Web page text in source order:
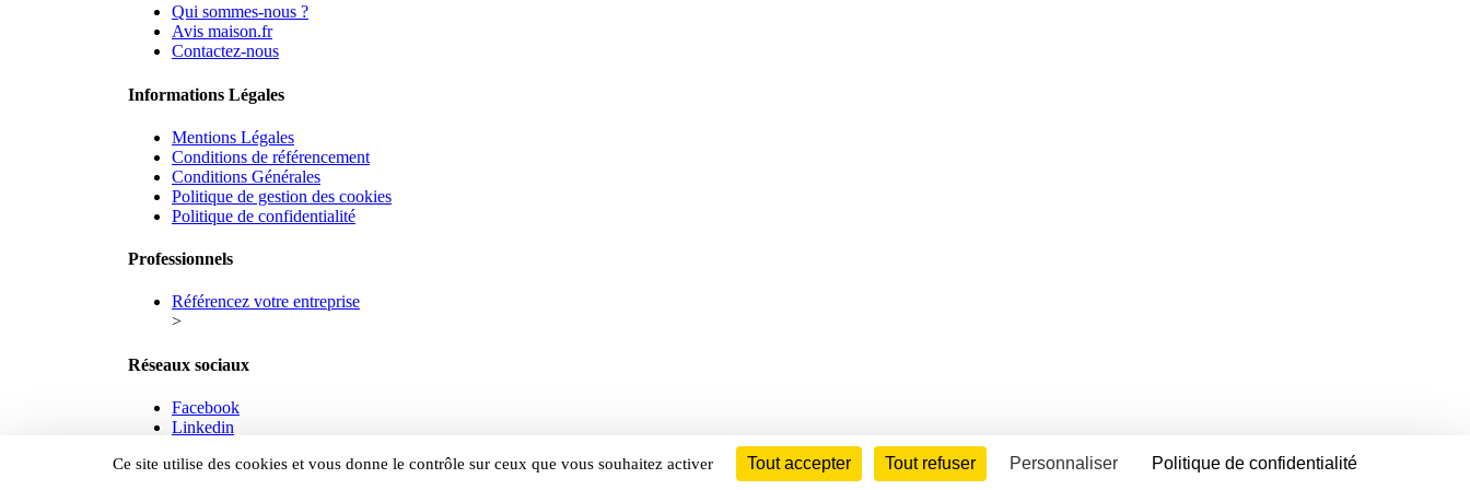
Qui sommes-nous ?
Avis maison.fr
Contactez-nous
Informations Légales
Mentions Légales
Conditions de référencement
Conditions Générales
Politique de gestion des cookies
Politique de confidentialité
Professionnels
Référencez votre entreprise
>
Réseaux sociaux
Facebook
Linkedin
© 2026 maison.fr - Tous droits réservés.
Ce site utilise des cookies et vous donne le contrôle sur ceux que vous souhaitez activer Tout accepter Tout refuser Personnaliser Politique de confidentialité